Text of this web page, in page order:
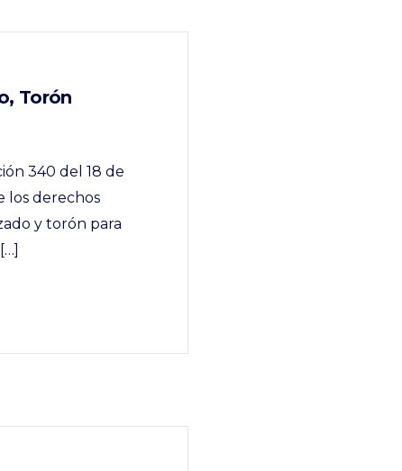
Torón
340 del 18 de
los derechos
y torón para